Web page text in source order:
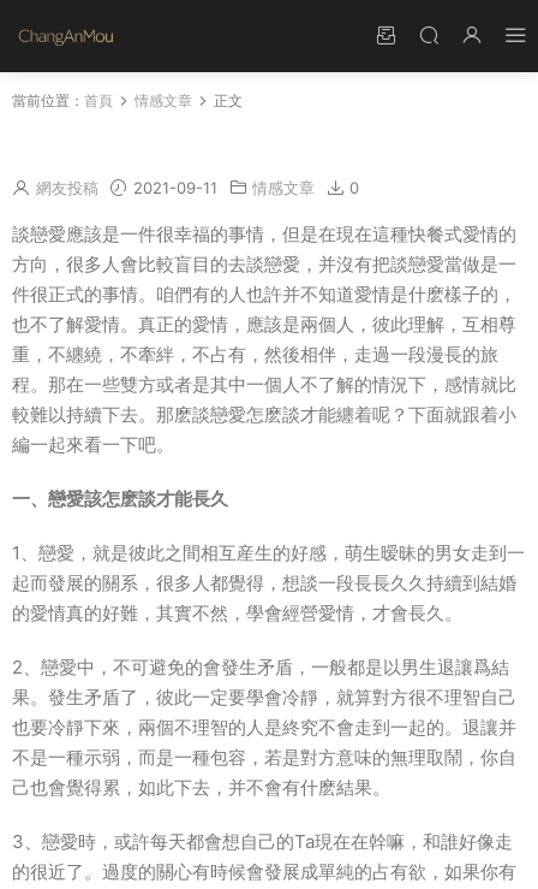
當前位置： 首頁 情感文章 正文
網友投稿 2021-09-11 情感文章 0
談戀愛應該是一件很幸福的事情，但是在現在這種快餐式愛情的
方向，很多人會比較盲目的去談戀愛，并沒有把談戀愛當做是一
件很正式的事情。咱們有的人也許并不知道愛情是什麽樣子的，
也不了解愛情。真正的愛情，應該是兩個人，彼此理解，互相尊
重，不纏繞，不牽絆，不占有，然後相伴，走過一段漫長的旅
程。那在一些雙方或者是其中一個人不了解的情況下，感情就比
較難以持續下去。那麽談戀愛怎麽談才能纏着呢？下面就跟着小
編一起來看一下吧。
一、戀愛該怎麽談才能長久
1、戀愛，就是彼此之間相互産生的好感，萌生暧昧的男女走到一
起而發展的關系，很多人都覺得，想談一段長長久久持續到結婚
的愛情真的好難，其實不然，學會經營愛情，才會長久。
2、戀愛中，不可避免的會發生矛盾，一般都是以男生退讓爲結
果。發生矛盾了，彼此一定要學會冷靜，就算對方很不理智自己
也要冷靜下來，兩個不理智的人是終究不會走到一起的。退讓并
不是一種示弱，而是一種包容，若是對方意味的無理取鬧，你自
己也會覺得累，如此下去，并不會有什麽結果。
3、戀愛時，或許每天都會想自己的Ta現在在幹嘛，和誰好像走
的很近了。過度的關心有時候會發展成單純的占有欲，如果你有